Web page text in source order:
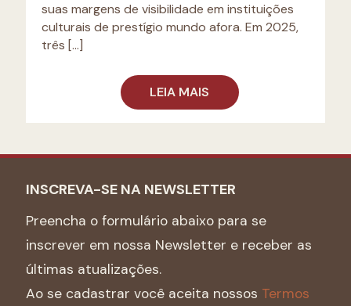
suas margens de visibilidade em instituições
culturais de prestígio mundo afora. Em 2025,
três […]
LEIA MAIS
INSCREVA-SE NA NEWSLETTER
Preencha o formulário abaixo para se
inscrever em nossa Newsletter e receber as
últimas atualizações.
Ao se cadastrar você aceita nossos Termos